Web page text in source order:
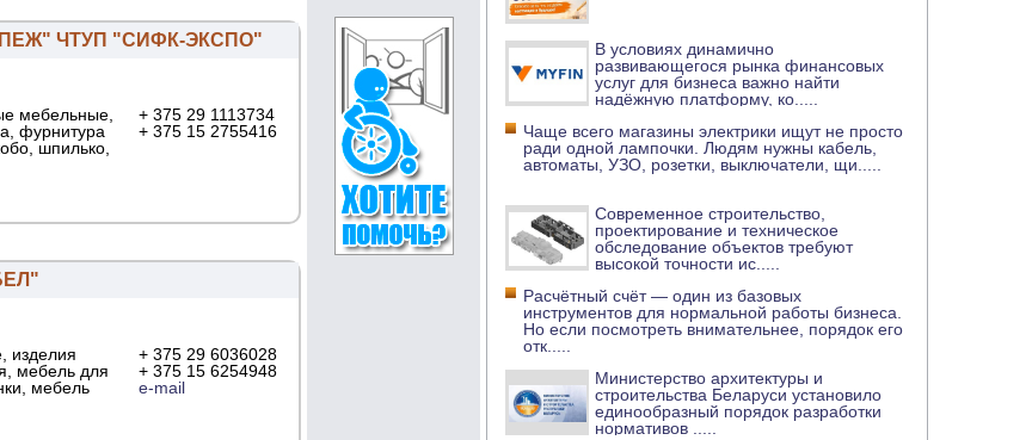
ЧТУП "СИФК-ЭКСПО"
мебельные,
фурнитура
шпилько,
+ 375 29 1113734
+ 375 15 2755416
изделия
мебель для
мебель
+ 375 29 6036028
+ 375 15 6254948
e-mail
В условиях динамично
развивающегося рынка финансовых
услуг для бизнеса важно найти
надёжную платформу, ко
Чаще всего магазины электрики ищут не просто
ради одной лампочки. Людям нужны кабель,
автоматы, УЗО, розетки, выключатели, щи
Современное строительство,
проектирование и техническое
обследование объектов требуют
высокой точности ис
Расчётный счёт — один из базовых
инструментов для нормальной работы бизнеса.
Но если посмотреть внимательнее, порядок его
отк
Министерство архитектуры и
строительства Беларуси установило
единообразный порядок разработки
нормативов